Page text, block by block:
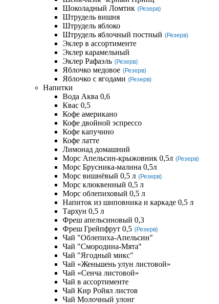
Шоколадный Ломтик (Резерв)
Штрудель вишня
Штрудель яблоко
Штрудель яблочный постный (Резерв)
Эклер в ассортименте
Эклер карамельный
Эклер Рафаэль (Резерв)
Яблочко медовое (Резерв)
Яблочко с ягодами (Резерв)
Напитки
Вода Аква 0,6
Квас 0,5
Кофе американо
Кофе двойной эспрессо
Кофе капучино
Кофе латте
Лимонад домашний
Морс Апельсин-крыжовник 0,5л (Резерв)
Морс Брусника-малина 0,5л
Морс вишнёвый 0,5 л (Резерв)
Морс клюквенный 0,5 л
Морс облепиховый 0,5 л
Напиток из шиповника и каркаде 0,5 л
Тархун 0,5 л
Фреш апельсиновый 0,3
Фреш Грейпфрут 0,5 (Резерв)
Чай "Облепиха-Апельсин"
Чай "Смородина-Мята"
Чай "Ягодный микс"
Чай «Женьшень улун листовой»
Чай «Сенча листовой»
Чай в ассортименте
Чай Кир Ройял листов
Чай Молочный улонг